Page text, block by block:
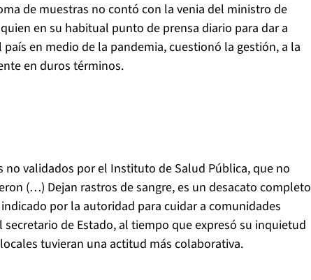
de muestras no contó con la venia del ministro de
en su habitual punto de prensa diario para dar a
en medio de la pandemia, cuestionó la gestión, a la
en duros términos.
no validados por el Instituto de Salud Pública, que no
(…) Dejan rastros de sangre, es un desacato completo
por la autoridad para cuidar a comunidades
de Estado, al tiempo que expresó su inquietud
tuvieran una actitud más colaborativa.